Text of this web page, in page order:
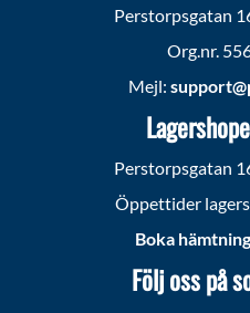
Perstorpsgatan
Org.nr.
Mejl:
Perstorpsgatan
Öppettider
Boka
Följ oss på